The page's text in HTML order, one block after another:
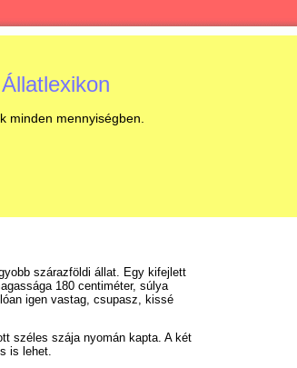
Állatlexikon
minden mennyiségben.
szárazföldi állat. Egy kifejlett
180 centiméter, súlya
igen vastag, csupasz, kissé
széles szája nyomán kapta. A két
is lehet.